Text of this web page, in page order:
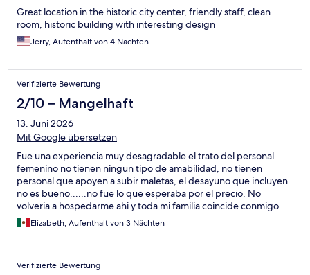
Great location in the historic city center, friendly staff, clean
room, historic building with interesting design
Jerry, Aufenthalt von 4 Nächten
Verifizierte Bewertung
2/10 – Mangelhaft
13. Juni 2026
Mit Google übersetzen
Fue una experiencia muy desagradable el trato del personal
femenino no tienen ningun tipo de amabilidad, no tienen
personal que apoyen a subir maletas, el desayuno que incluyen
no es bueno......no fue lo que esperaba por el precio. No
volveria a hospedarme ahi y toda mi familia coincide conmigo
lastima de el lugar.
Elizabeth, Aufenthalt von 3 Nächten
Verifizierte Bewertung